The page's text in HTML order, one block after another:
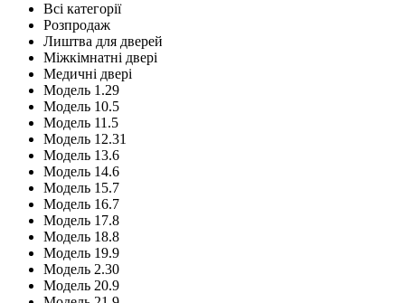
Всі категорії
Розпродаж
Лиштва для дверей
Міжкімнатні двері
Медичні двері
Модель 1.29
Модель 10.5
Модель 11.5
Модель 12.31
Модель 13.6
Модель 14.6
Модель 15.7
Модель 16.7
Модель 17.8
Модель 18.8
Модель 19.9
Модель 2.30
Модель 20.9